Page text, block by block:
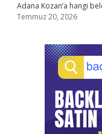
Adana Kozan’a hangi
Temmuz 20, 2026